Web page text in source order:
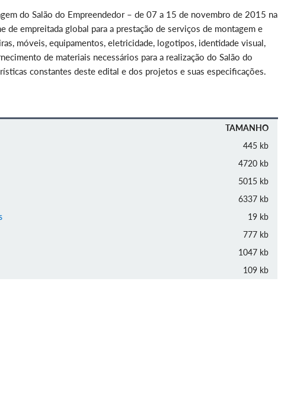
do Salão do Empreendedor – de 07 a 15 de novembro de 2015 na
de empreitada global para a prestação de serviços de montagem e
móveis, equipamentos, eletricidade, logotipos, identidade visual,
de materiais necessários para a realização do Salão do
constantes deste edital e dos projetos e suas especificações.
TAMANHO
445 kb
4720 kb
5015 kb
6337 kb
19 kb
777 kb
1047 kb
109 kb